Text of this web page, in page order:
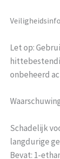
Let op:
onbeheerd
Schadelijk
langdurige
Bevat: 1-